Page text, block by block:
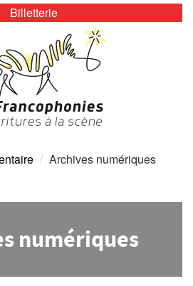
Billetterie
Archives numériques
numériques